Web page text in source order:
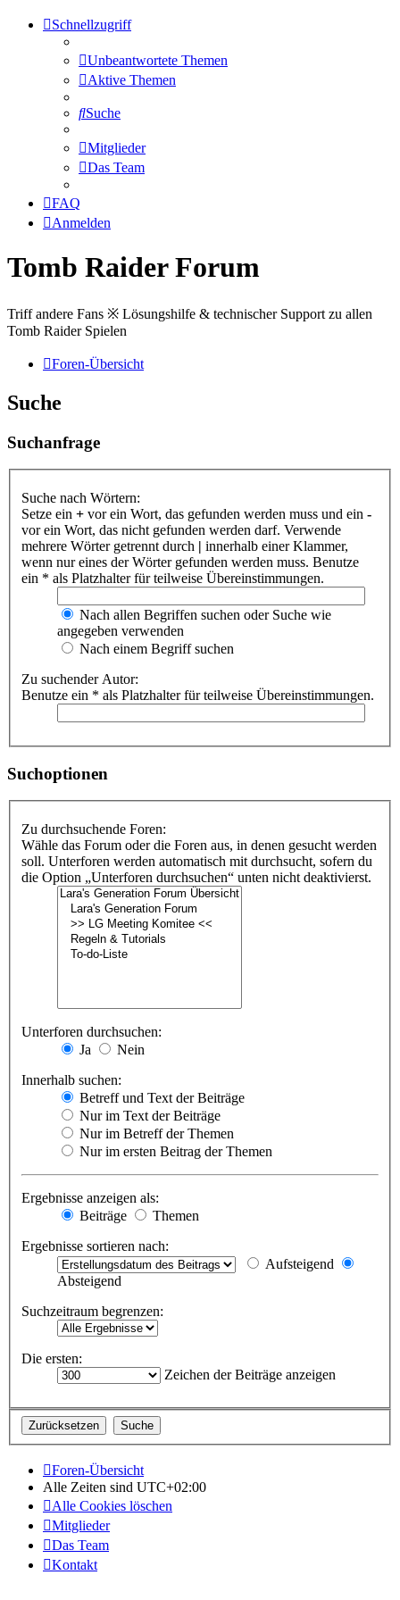
Schnellzugriff
Unbeantwortete Themen
Aktive Themen
Suche
Mitglieder
Das Team
FAQ
Anmelden
Tomb Raider Forum
Triff andere Fans ※ Lösungshilfe & technischer Support zu allen
Tomb Raider Spielen
Foren-Übersicht
Suche
Suchanfrage
Suche nach Wörtern:
Setze ein + vor ein Wort, das gefunden werden muss und ein -
vor ein Wort, das nicht gefunden werden darf. Verwende
mehrere Wörter getrennt durch | innerhalb einer Klammer,
wenn nur eines der Wörter gefunden werden muss. Benutze
ein * als Platzhalter für teilweise Übereinstimmungen.
Nach allen Begriffen suchen oder Suche wie
angegeben verwenden
Nach einem Begriff suchen
Zu suchender Autor:
Benutze ein * als Platzhalter für teilweise Übereinstimmungen.
Suchoptionen
Zu durchsuchende Foren:
Wähle das Forum oder die Foren aus, in denen gesucht werden
soll. Unterforen werden automatisch mit durchsucht, sofern du
die Option „Unterforen durchsuchen“ unten nicht deaktivierst.
Unterforen durchsuchen:
Ja
Nein
Innerhalb suchen:
Betreff und Text der Beiträge
Nur im Text der Beiträge
Nur im Betreff der Themen
Nur im ersten Beitrag der Themen
Ergebnisse anzeigen als:
Beiträge
Themen
Ergebnisse sortieren nach:
Aufsteigend
Absteigend
Suchzeitraum begrenzen:
Die ersten:
Zeichen der Beiträge anzeigen
Foren-Übersicht
Alle Zeiten sind UTC+02:00
Alle Cookies löschen
Mitglieder
Das Team
Kontakt